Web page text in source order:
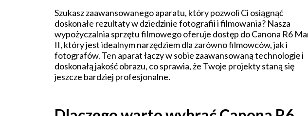
Szukasz zaawansowanego aparatu, który pozwoli Ci osiągnąć
doskonałe rezultaty w dziedzinie fotografii i filmowania? Nasza
wypożyczalnia sprzętu filmowego oferuje dostęp do Canona R6
II, który jest idealnym narzędziem dla zarówno filmowców, jak i
fotografów. Ten aparat łączy w sobie zaawansowaną technologię i
doskonałą jakość obrazu, co sprawia, że Twoje projekty staną się
jeszcze bardziej profesjonalne.